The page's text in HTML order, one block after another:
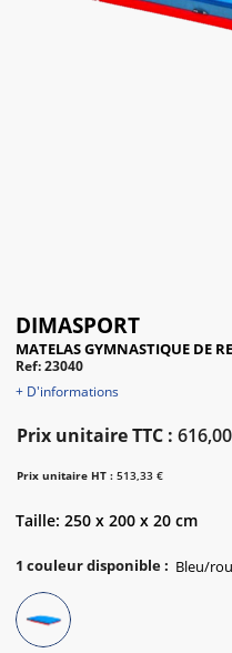
DIMASPORT
MATELAS GYMNASTIQUE DE
Ref: 23040
+ D'informations
Prix unitaire TTC :
Prix unitaire HT : 513,33 €
Taille: 250 x 200 x 20 cm
1 couleur disponible: